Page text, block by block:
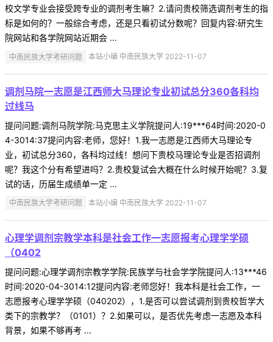
校文学专业会接受跨专业的调剂考生嘛？2.请问贵校筛选调剂考生的指
标是如何的？一般综合考虑，还是只看初试分数呢？回复内容:研究生
院网站和各学院网站近期会 ...
中南民族大学考研问题 本站小编 中南民族大学 2022-11-07
调剂马院一志愿是江西师大马理论专业初试总分360各科均
过线马
提问问题:调剂马院学院:马克思主义学院提问人:19***64时间:2020-0
4-3014:37提问内容:老师，您好！1.我一志愿是江西师大马理论专
业，初试总分360，各科均过线！想问下贵校马理论专业是否招调剂
呢？我这个分有希望进吗？2.贵校复试会大概在什么时候开始呢？3.复
试的话，历届生成绩单一定 ...
中南民族大学考研问题 本站小编 中南民族大学 2022-11-07
心理学调剂宗教学本科是社会工作一志愿报考心理学学硕
（0402
提问问题:心理学调剂宗教学学院:民族学与社会学学院提问人:13***46
时间:2020-04-3014:12提问内容:老师您好！我本科是社会工作，一
志愿报考心理学学硕（040202），1.是否可以尝试调剂到贵校哲学大
类下的宗教学？（0101）？2.如果可以，是否优先考虑一志愿及本科
背景，如果不够再考 ...